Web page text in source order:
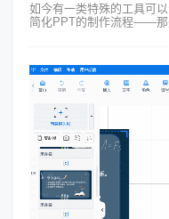
如今有一类特殊的工具可
简化PPT的制作流程——那